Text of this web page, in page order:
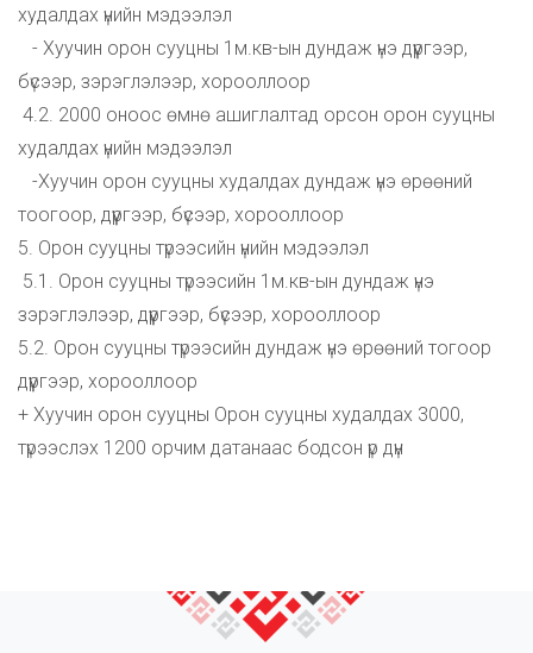
худалдах үнийн мэдээлэл
- Хуучин орон сууцны 1м.кв-ын дундаж үнэ дүүргээр,
бүсээр, зэрэглэлээр, хорооллоор
4.2. 2000 оноос өмнө ашиглалтад орсон орон сууцны
худалдах үнийн мэдээлэл
-Хуучин орон сууцны худалдах дундаж үнэ өрөөний
тоогоор, дүүргээр, бүсээр, хорооллоор
5. Орон сууцны түрээсийн үнийн мэдээлэл
5.1. Орон сууцны түрээсийн 1м.кв-ын дундаж үнэ
зэрэглэлээр, дүүргээр, бүсээр, хорооллоор
5.2. Орон сууцны түрээсийн дундаж үнэ өрөөний тогоор
дүүргээр, хорооллоор
+ Хуучин орон сууцны Орон сууцны худалдах 3000,
түрээслэх 1200 орчим датанаас бодсон үр дүн